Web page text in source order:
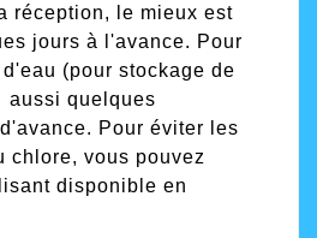
réception, le mieux est
jours à l'avance. Pour
(pour stockage de
aussi quelques
Pour éviter les
chlore, vous pouvez
disponible en